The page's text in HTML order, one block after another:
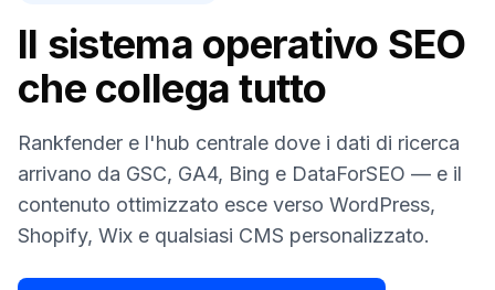
MONITORA
Engine
Monitoraggio
concorrenti
Intelligenza
Risorse
Strumenti
gratuiti
Prezzi
Prenota
Il sistema operativo SEO
che collega tutto
Rankfender e l'hub centrale dove i dati di ricerca
arrivano da GSC, GA4, Bing e DataForSEO — e il
contenuto ottimizzato esce verso WordPress,
Shopify, Wix e qualsiasi CMS personalizzato.